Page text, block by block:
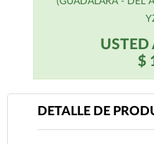
USTED
$
DETALLE DE